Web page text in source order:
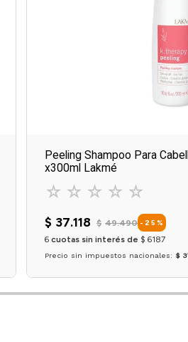
Peeling Shampoo Para
x300ml Lakmé
☆ ☆ ☆ ☆ ☆
$ 37.118 $ 49.490 - 25 %
6 cuotas sin interés de $ 6187
Precio sin impuestos nacionales: $